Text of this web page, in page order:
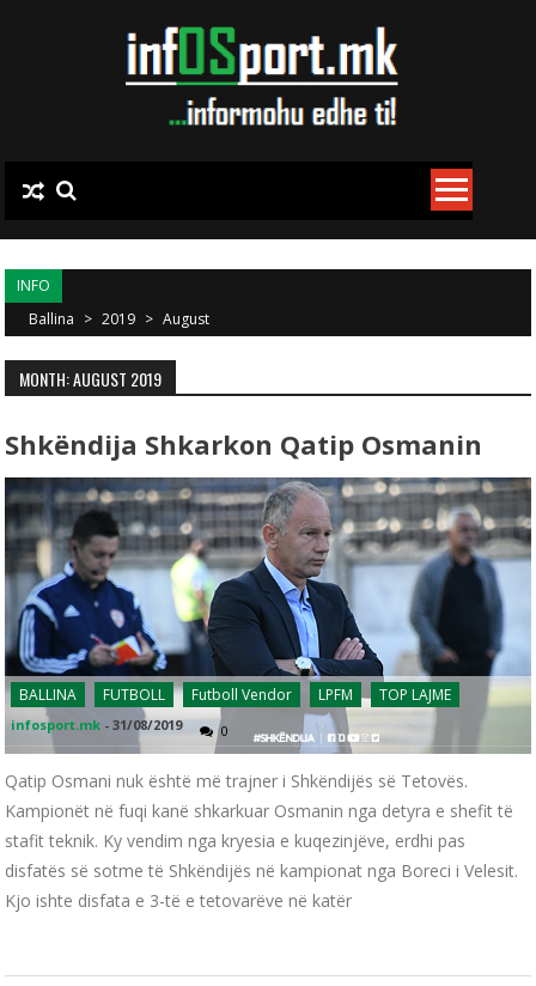
INFO
Ballina > 2019 > August
MONTH: AUGUST 2019
Shkëndija Shkarkon Qatip Osmanin
BALLINA FUTBOLL Futboll Vendor LPFM TOP LAJME
infosport.mk -31/08/2019 0
Qatip Osmani nuk është më trajner i Shkëndijës së Tetovës.
Kampionët në fuqi kanë shkarkuar Osmanin nga detyra e shefit të
stafit teknik. Ky vendim nga kryesia e kuqezinjëve, erdhi pas
disfatës së sotme të Shkëndijës në kampionat nga Boreci i Velesit.
Kjo ishte disfata e 3-të e tetovarëve në katër